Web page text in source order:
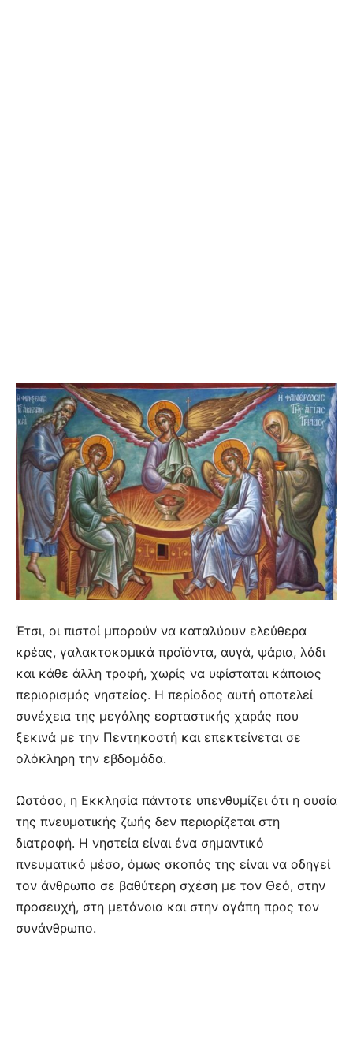
Έτσι, οι πιστοί μπορούν να καταλύουν ελεύθερα
κρέας, γαλακτοκομικά προϊόντα, αυγά, ψάρια, λάδι
και κάθε άλλη τροφή, χωρίς να υφίσταται κάποιος
περιορισμός νηστείας. Η περίοδος αυτή αποτελεί
συνέχεια της μεγάλης εορταστικής χαράς που
ξεκινά με την Πεντηκοστή και επεκτείνεται σε
ολόκληρη την εβδομάδα.
Ωστόσο, η Εκκλησία πάντοτε υπενθυμίζει ότι η ουσία
της πνευματικής ζωής δεν περιορίζεται στη
διατροφή. Η νηστεία είναι ένα σημαντικό
πνευματικό μέσο, όμως σκοπός της είναι να οδηγεί
τον άνθρωπο σε βαθύτερη σχέση με τον Θεό, στην
προσευχή, στη μετάνοια και στην αγάπη προς τον
συνάνθρωπο.